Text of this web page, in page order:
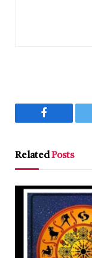
Facebook
RelatedPosts